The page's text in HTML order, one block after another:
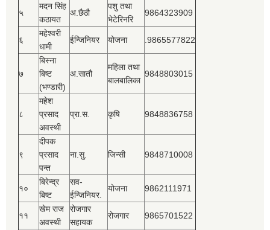
५
मदन सिंह
कठायत
अ.छैठौ
पशु तथा
भेटेरिनरि
9864323909
६
महेश्‍वरी
धामी
ईन्जिनियर योजना .9865577822
७
बिस्‍ना
बिष्‍ट
(भण्डारी)
अ.सातौ
महिला तथा
बालबालिका
9848803015
८
महेश
प्रसाद
अवस्थी
प्रा.स. कृषि 9848836758
९
दीपक
प्रसाद
पन्त
ना.सु. जिन्सी 9848710008
१०
बिरेन्द्र
बिष्‍ट
सव-
ईन्जिनियर.
योजना 9862111971
११
खेम राज
अवस्थी
रोजगार
सहायक
रोजगार 9865701522